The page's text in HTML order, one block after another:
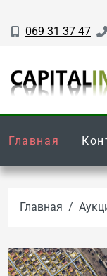
069 31 37 47
Главная
Главная